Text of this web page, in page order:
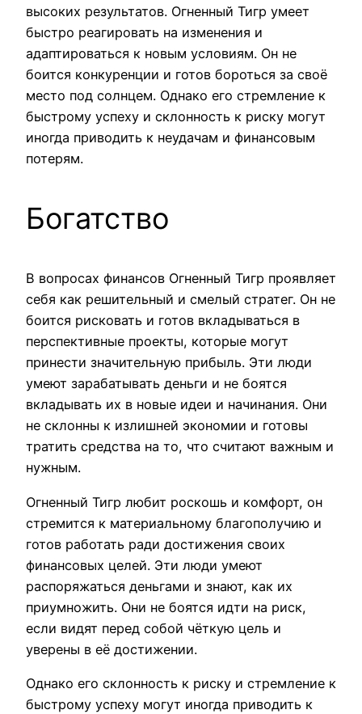
высоких результатов. Огненный Тигр умеет
быстро реагировать на изменения и
адаптироваться к новым условиям. Он не
боится конкуренции и готов бороться за своё
место под солнцем. Однако его стремление к
быстрому успеху и склонность к риску могут
иногда приводить к неудачам и финансовым
потерям.
Богатство
В вопросах финансов Огненный Тигр проявляет
себя как решительный и смелый стратег. Он не
боится рисковать и готов вкладываться в
перспективные проекты, которые могут
принести значительную прибыль. Эти люди
умеют зарабатывать деньги и не боятся
вкладывать их в новые идеи и начинания. Они
не склонны к излишней экономии и готовы
тратить средства на то, что считают важным и
нужным.
Огненный Тигр любит роскошь и комфорт, он
стремится к материальному благополучию и
готов работать ради достижения своих
финансовых целей. Эти люди умеют
распоряжаться деньгами и знают, как их
приумножить. Они не боятся идти на риск,
если видят перед собой чёткую цель и
уверены в её достижении.
Однако его склонность к риску и стремление к
быстрому успеху могут иногда приводить к